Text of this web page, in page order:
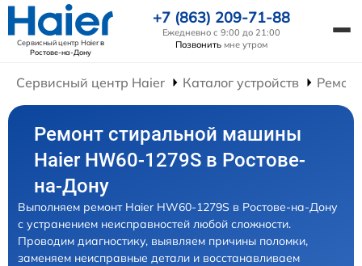
Сервисный центр Haierв
Ростове-на-Дону
+7 (863) 209-71-88
Ежедневно с 9:00 до 21:00
Позвонить мне утром
Сервисный центр Haier Каталог устройств
Ремонт стиральной машины
Haier HW60-1279S в Ростове-
на-Дону
Выполняем ремонт Haier HW60-1279S в Ростове-на-Дону
с устранением неисправностей любой сложности.
Проводим диагностику, выявляем причины поломки,
заменяем неисправные детали и восстанавливаем